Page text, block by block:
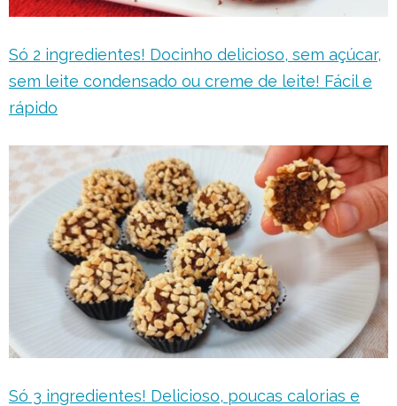
Só 2 ingredientes! Docinho delicioso, sem açúcar,
sem leite condensado ou creme de leite! Fácil e
rápido
Só 3 ingredientes! Delicioso, poucas calorias e